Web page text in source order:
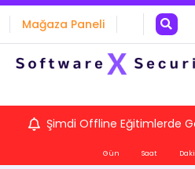
Mağaza Paneli
Şimdi Offline Eğitimlerde
Gün Saat